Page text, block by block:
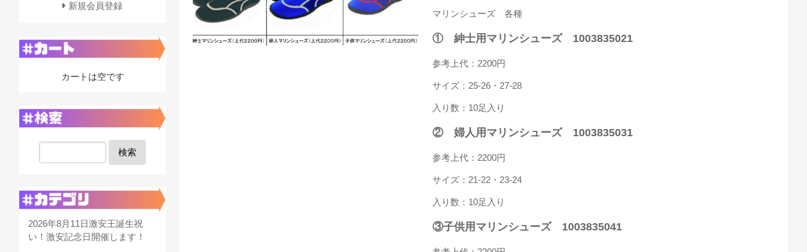
マリンシューズ 各種
① 紳士用マリンシューズ 1003835021
参考上代：2200円
サイズ：25-26・27-28
入り数：10足入り
② 婦人用マリンシューズ 1003835031
参考上代：2200円
サイズ：21-22・23-24
入り数：10足入り
③子供用マリンシューズ 1003835041
新規会員登録
カートは空です
検索
2026年8月11日激安王誕生祝
い！激安記念日開催します！